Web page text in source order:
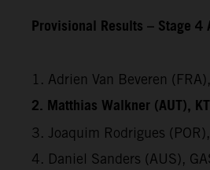
Provisional Results – Stage
1. Adrien Van Beveren
2. Matthias Walkner (AUT),
3. Joaquim Rodrigues
4. Daniel Sanders (AUS),